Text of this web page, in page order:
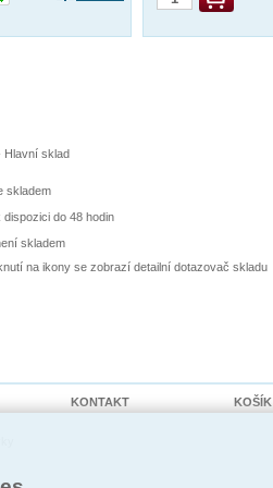
Hlavní sklad
skladem
dispozici do 48 hodin
skladem
na ikony se zobrazí detailní dotazovač skladu
KONTAKT KOŠÍK